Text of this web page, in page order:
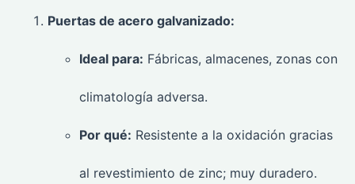
Puertas de acero galvanizado:
Ideal para: Fábricas, almacenes, zonas con
climatología adversa.
Por qué: Resistente a la oxidación gracias
al revestimiento de zinc; muy duradero.